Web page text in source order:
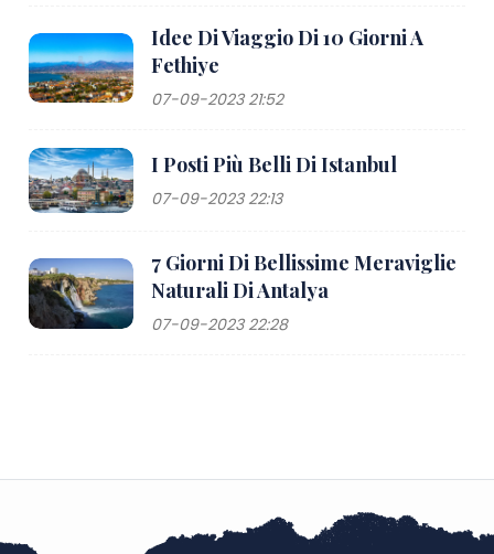
Idee Di Viaggio Di 10 Giorni A
Fethiye
07-09-2023 21:52
I Posti Più Belli Di Istanbul
07-09-2023 22:13
7 Giorni Di Bellissime Meraviglie
Naturali Di Antalya
07-09-2023 22:28